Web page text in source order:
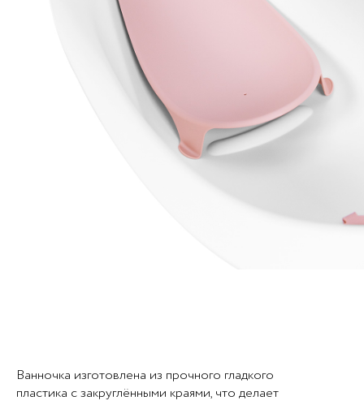
Ванночка изготовлена из прочного гладкого
пластика с закруглёнными краями, что делает